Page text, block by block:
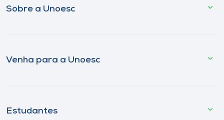
Sobre a Unoesc
Venha para a Unoesc
Estudantes